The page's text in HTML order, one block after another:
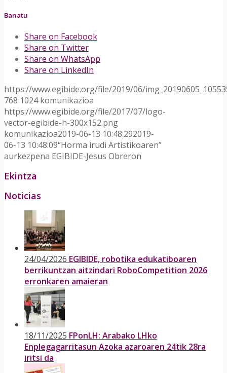
Banatu
Share on Facebook
Share on Twitter
Share on WhatsApp
Share on LinkedIn
https://www.egibide.org/file/2019/06/
768 1024 komunikazioa
https://www.egibide.org/file/2017/07/logo-
vector-egibide-h-300x152.png
komunikazioa2019-06-13 10:48:292019-
06-13 10:48:09“Horma irudi Artistikoaren”
aurkezpena EGIBIDE-Jesus Obreron
Ekintza
Noticias
24/04/2026 EGIBIDE, robotika edukatiboaren
berrikuntzan aitzindari RoboCompetition 2026
erronkaren amaieran
18/11/2025 FPonLH: Arabako LHko
Enplegagarritasun Azoka azaroaren 24tik 28ra
iritsi da